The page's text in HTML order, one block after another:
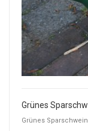
Grünes
Grünes